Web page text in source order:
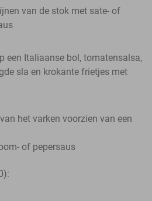
van de stok met sate- of
een Italiaanse bol, tomatensalsa,
sla en krokante frietjes met
het varken voorzien van een
of pepersaus